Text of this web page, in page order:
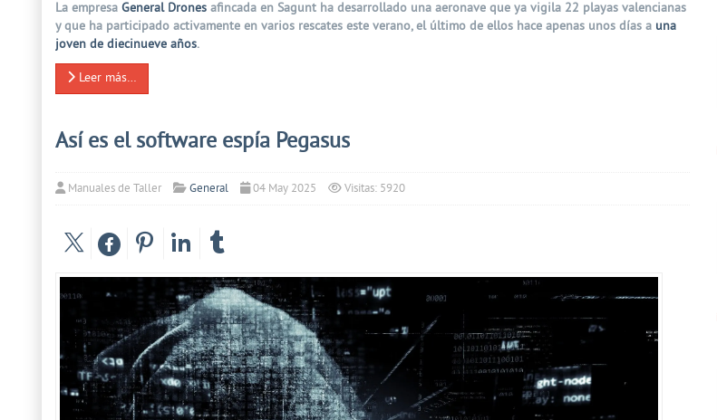
La empresa General Dronesafincada en Sagunt ha desarrollado una aeronave que ya vigila 22 playas valencianas
y que ha participado activamente en varios rescates este verano, el último de ellos hace apenas unos días a una
joven de diecinueve años.
Leer más…
Así es el software espía Pegasus
Manuales de Taller General 04 May 2025 Visitas: 5920